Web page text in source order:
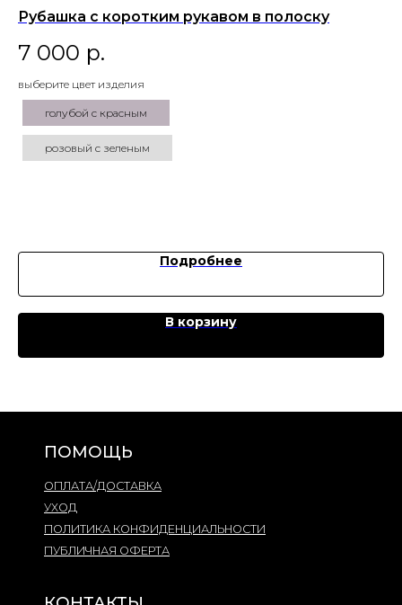
Рубашка с коротким рукавом в полоску
7 000 р.
выберите цвет изделия
голубой с красным
розовый с зеленым
Подробнее
В корзину
КОНТАКТЫ
Ежедневно с 13:00 до 20:00
+7 999 968 55 69